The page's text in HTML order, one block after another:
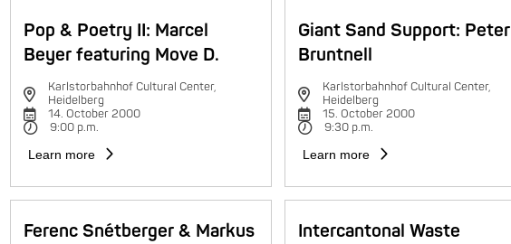
Pop & Poetry II: Marcel
Beyer featuring Move D.
Karlstorbahnhof Cultural Center,
Heidelberg
14. October 2000
9:00 p.m.
Learn more
Giant Sand Support: Peter
Bruntnell
Karlstorbahnhof Cultural Center,
Heidelberg
15. October 2000
9:30 p.m.
Learn more
Ferenc Snétberger & Markus
Intercantonal Waste